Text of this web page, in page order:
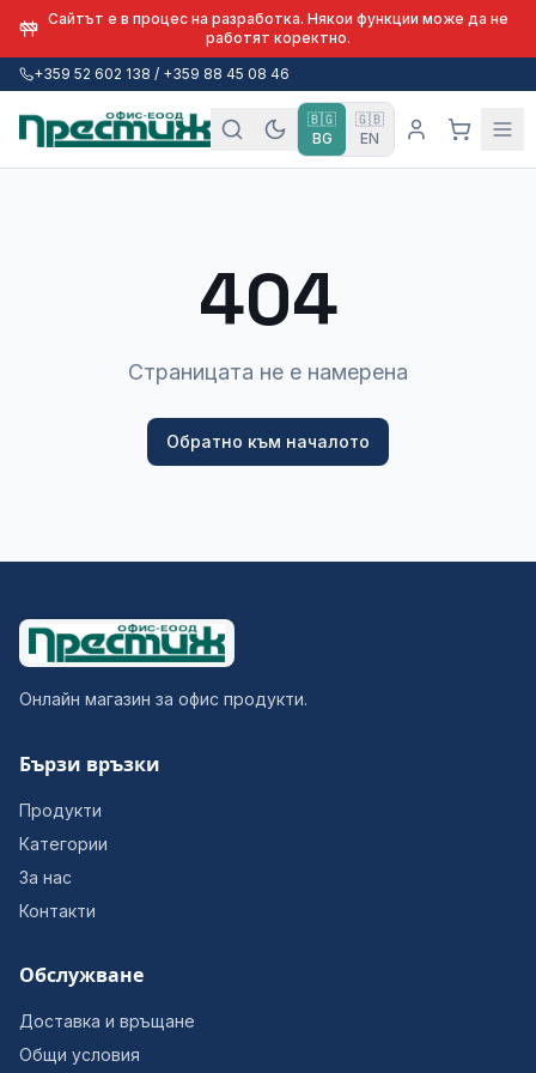
Сайтът е в процес на разработка. Някои функции може да не
работят коректно.
+359 52 602 138 / +359 88 45 08 46
🇧🇬
BG
🇬🇧
EN
404
Страницата не е намерена
Обратно към началото
Онлайн магазин за офис продукти.
Бързи връзки
Продукти
Категории
За нас
Контакти
Обслужване
Доставка и връщане
Общи условия